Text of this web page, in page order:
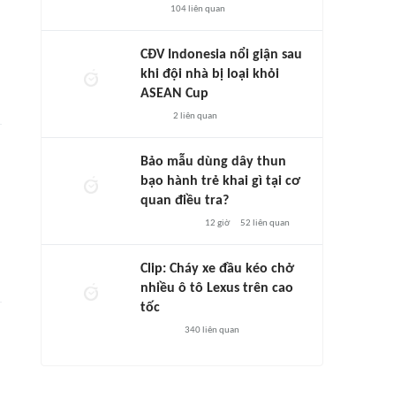
104liên quan
CĐV Indonesia nổi giận sau
khi đội nhà bị loại khỏi
ASEAN Cup
2 liên quan
Bảo mẫu dùng dây thun
bạo hành trẻ khai gì tại cơ
quan điều tra?
12 giờ 52 liên quan
Clip: Cháy xe đầu kéo chở
nhiều ô tô Lexus trên cao
tốc
340liên quan